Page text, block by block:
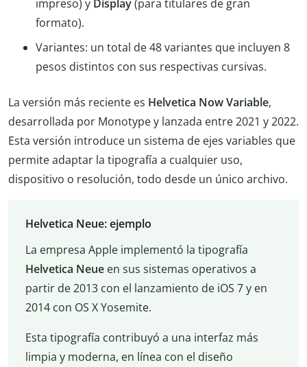
impreso) y Display(para titulares de gran
formato).
Variantes: un total de 48 variantes que incluyen 8
pesos distintos con sus respectivas cursivas.
La versión más reciente es Helvetica Now Variable,
desarrollada por Monotype y lanzada entre 2021 y 2022.
Esta versión introduce un sistema de ejes variables que
permite adaptar la tipografía a cualquier uso,
dispositivo o resolución, todo desde un único archivo.
Helvetica Neue: ejemplo
La empresa Apple implementó la tipografía
Helvetica Neueen sus sistemas operativos a
partir de 2013 con el lanzamiento de iOS 7 y en
2014 con OS X Yosemite.
Esta tipografía contribuyó a una interfaz más
limpia y moderna, en línea con el diseño